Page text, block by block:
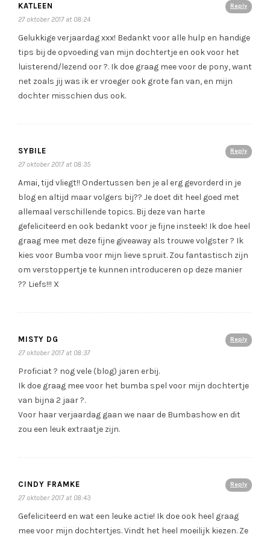
Reply
KATLEEN
27 oktober 2017 at 08:24
Gelukkige verjaardag xxx! Bedankt voor alle hulp en handige
tips bij de opvoeding van mijn dochtertje en ook voor het
luisterend/lezend oor ?. Ik doe graag mee voor de pony, want
net zoals jij was ik er vroeger ook grote fan van, en mijn
dochter misschien dus ook.
Reply
SYBILE
27 oktober 2017 at 08:35
Amai, tijd vliegt!! Ondertussen ben je al erg gevorderd in je
blog en altijd maar volgers bij?? Je doet dit heel goed met
allemaal verschillende topics. Bij deze van harte
gefeliciteerd en ook bedankt voor je fijne insteek! Ik doe heel
graag mee met deze fijne giveaway als trouwe volgster ? Ik
kies voor Bumba voor mijn lieve spruit. Zou fantastisch zijn
om verstoppertje te kunnen introduceren op deze manier
?? Liefs!!! X
Reply
MISTY DG
27 oktober 2017 at 08:37
Proficiat ? nog vele (blog) jaren erbij.
Ik doe graag mee voor het bumba spel voor mijn dochtertje
van bijna 2 jaar ?.
Voor haar verjaardag gaan we naar de Bumbashow en dit
zou een leuk extraatje zijn.
Reply
CINDY FRAMKE
27 oktober 2017 at 08:43
Gefeliciteerd en wat een leuke actie! Ik doe ook heel graag
mee voor mijn dochtertjes. Vindt het heel moeilijk kiezen. Ze